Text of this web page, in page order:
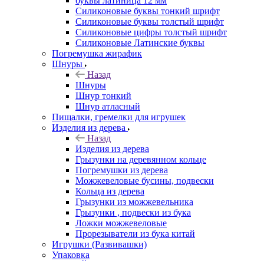
Силиконовые буквы тонкий шрифт
Силиконовые буквы толстый шрифт
Силиконовые цифры толстый шрифт
Силиконовые Латинские буквы
Погремушка жирафик
Шнуры
Назад
Шнуры
Шнур тонкий
Шнур атласный
Пищалки, гремелки для игрушек
Изделия из дерева
Назад
Изделия из дерева
Грызунки на деревянном кольце
Погремушки из дерева
Можжевеловые бусины, подвески
Кольца из дерева
Грызунки из можжевельника
Грызунки , подвески из бука
Ложки можжевеловые
Прорезыватели из бука китай
Игрушки (Развивашки)
Упаковка